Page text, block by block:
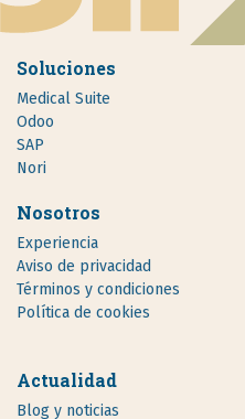
Soluciones
Medical Suite
Odoo
SAP
Nori
Nosotros
Experiencia
Aviso de privacidad
Términos y condiciones
Política de cookies
Actualidad
Blog y noticias